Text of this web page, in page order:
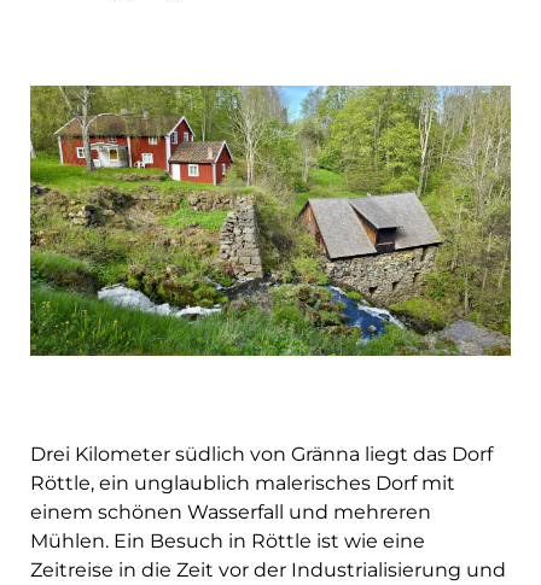
Drei Kilometer südlich von Gränna liegt das Dorf
Röttle, ein unglaublich malerisches Dorf mit
einem schönen Wasserfall und mehreren
Mühlen. Ein Besuch in Röttle ist wie eine
Zeitreise in die Zeit vor der Industrialisierung und